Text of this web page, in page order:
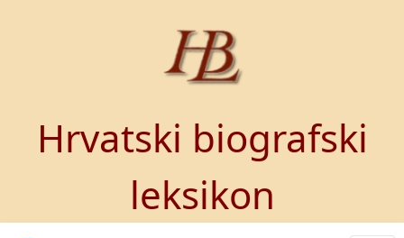
Hrvatski biografski
leksikon